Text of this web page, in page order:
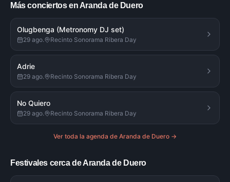
Más conciertos en Aranda de Duero
Olugbenga (Metronomy DJ set)
29 ago. Recinto Sonorama Ribera Day
Adrie
29 ago. Recinto Sonorama Ribera Day
No Quiero
29 ago. Recinto Sonorama Ribera Day
Ver toda la agenda de Aranda de Duero →
Festivales cerca de Aranda de Duero